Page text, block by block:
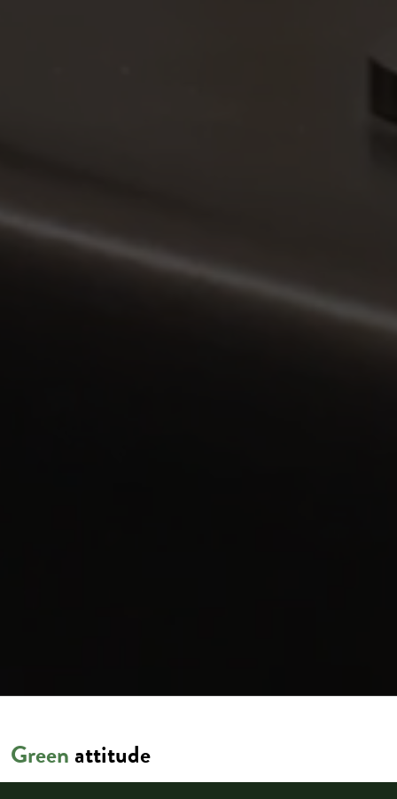
Greenattitude